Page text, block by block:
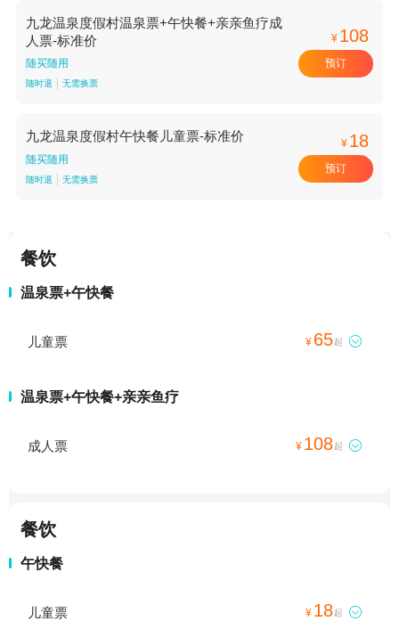
九龙温泉度假村温泉票+午快餐+亲亲鱼疗成
人票-标准价
随买随用
随时退 无需换票
¥ 108
预订
九龙温泉度假村午快餐儿童票-标准价
随买随用
随时退 无需换票
¥ 18
预订
餐饮
温泉票+午快餐
儿童票 ¥ 65起 
温泉票+午快餐+亲亲鱼疗
成人票 ¥ 108起 
餐饮
午快餐
儿童票 ¥ 18起 